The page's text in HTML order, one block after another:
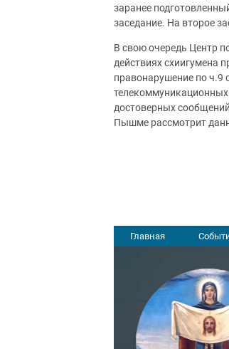
заранее
заседание. На второе
В свою очередь Центр
действиях схиигумена
правонарушение по
достоверных
Пышме рассмотрит
Главная